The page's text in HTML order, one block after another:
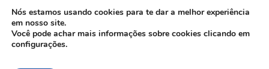
precisa. Você pode ter a total certeza que o
67NEWS é uma excelente fonte de informação
sobre Mato Grosso do Sul.
Nós estamos usando cookies para te dar a melhor experiência
em nosso site.
Você pode achar mais informações sobre cookies clicando em
configurações.